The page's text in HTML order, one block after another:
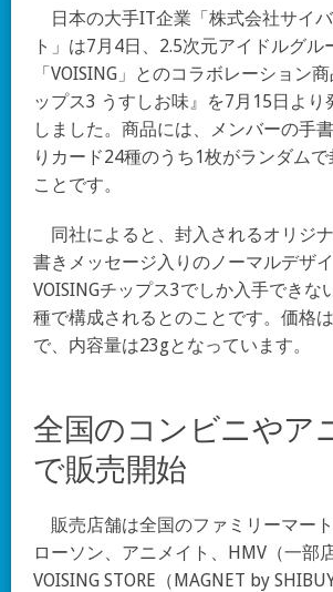
日本の大手IT企業「株式会社サイ
ト」は7月4日、2.5次元アイドルグル
「VOISING」とのコラボレーション
ップス3 うすしお味』を7月15日より
しました。商品には、メンバーの手
りカード24種のうち1枚がランダム
ことです。
同社によると、封入されるオリジ
書きメッセージ入りのノーマルデザイ
VOISINGチップス3でしか入手できな
種で構成されるとのことです。価格は
で、内容量は23gとなっています。
全国のコンビニやア
で販売開始
販売店舗は全国のファミリーマート
ローソン、アニメイト、HMV（一部
VOISING STORE（MAGNET by